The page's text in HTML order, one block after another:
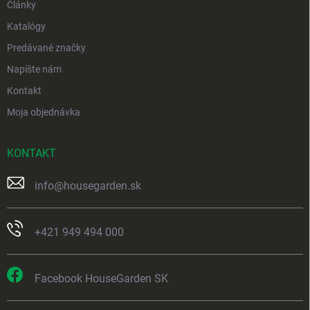
Články
Katalógy
Predávané značky
Napíšte nám
Kontakt
Moja objednávka
KONTAKT
info@housegarden.sk
+421 949 494 000
Facebook HouseGarden SK